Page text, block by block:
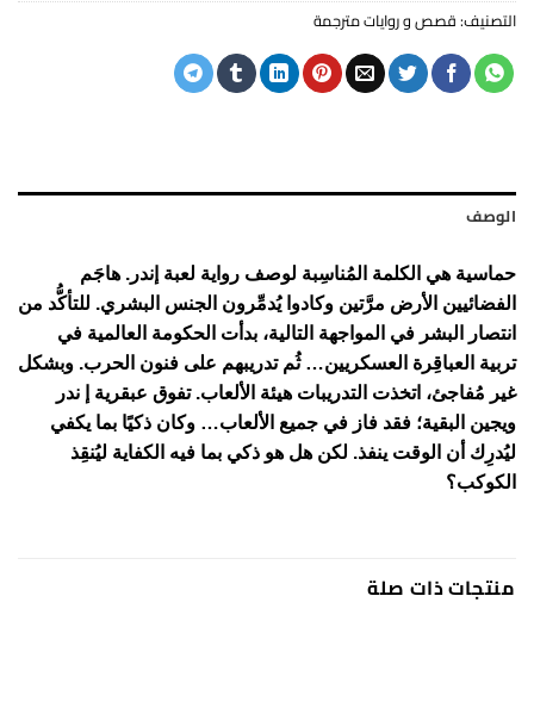
التصنيف:قصص و روايات مترجمة
الوصف
حماسية هي الكلمة المُناسِبة لوصف رواية لعبة إندر. هاجَم
الفضائيين الأرض مرَّتين وكادوا يُدمِّرون الجنس البشري. للتأكُّد من
انتصار البشر في المواجهة التالية، بدأت الحكومة العالمية في
تربية العباقِرة العسكريين… ثُم تدريبهم على فنون الحرب. وبشكل
غير مُفاجئ، اتخذت التدريبات هيئة الألعاب. تفوق عبقرية إ ندر
ويجين البقية؛ فقد فاز في جميع الألعاب… وكان ذكيًا بما يكفي
ليُدرِك أن الوقت ينفذ. لكن هل هو ذكي بما فيه الكفاية ليُنقِذ
الكوكب؟
منتجات ذات صلة